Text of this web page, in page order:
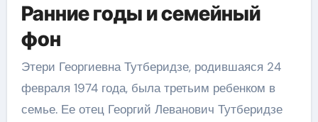
Ранние годы и семейный
фон
Этери Георгиевна Тутберидзе, родившаяся 24
февраля 1974 года, была третьим ребенком в
семье. Ее отец Георгий Леванович Тутберидзе